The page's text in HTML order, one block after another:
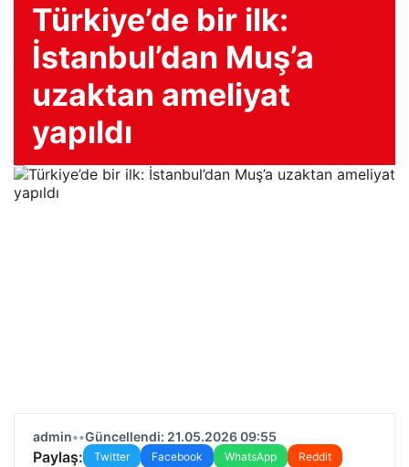
Türkiye’de bir ilk:
İstanbul’dan Muş’a
uzaktan ameliyat
yapıldı
admin••Güncellendi: 21.05.2026 09:55
Paylaş: Twitter Facebook WhatsApp
Reddit